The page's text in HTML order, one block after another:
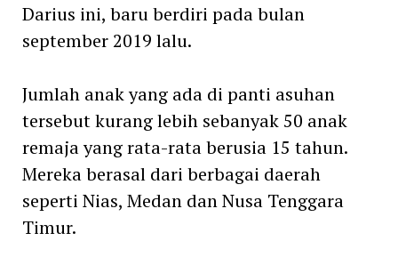
Darius ini, baru berdiri pada bulan
september 2019 lalu.
Jumlah anak yang ada di panti asuhan
tersebut kurang lebih sebanyak 50 anak
remaja yang rata-rata berusia 15 tahun.
Mereka berasal dari berbagai daerah
seperti Nias, Medan dan Nusa Tenggara
Timur.